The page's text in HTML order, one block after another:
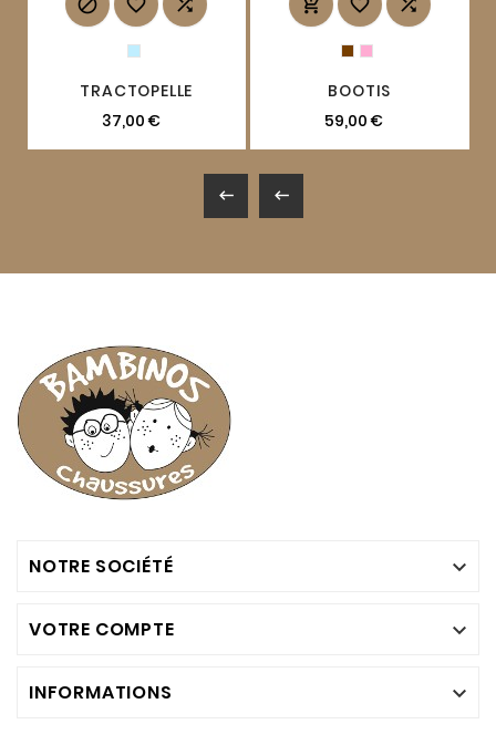
  
TRACTOPELLE
37,00 €
  
BOOTIS
59,00 €
 
NOTRE SOCIÉTÉ 
VOTRE COMPTE 
INFORMATIONS 